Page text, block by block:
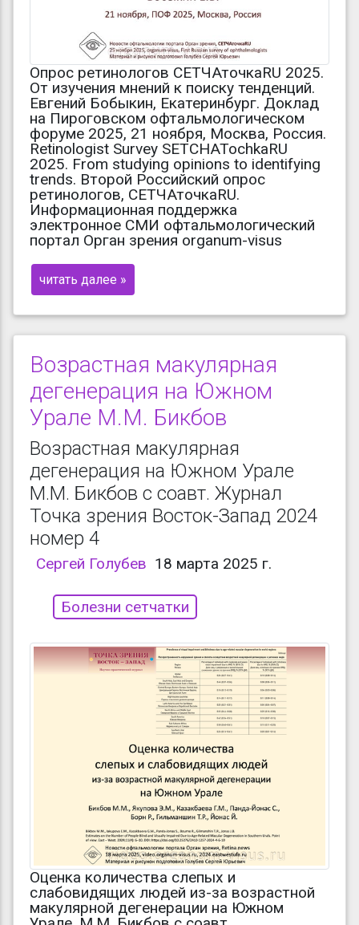
Опрос ретинологов СЕТЧАточкаRU 2025.
От изучения мнений к поиску тенденций.
Евгений Бобыкин, Екатеринбург. Доклад
на Пироговском офтальмологическом
форуме 2025, 21 ноября, Москва, Россия.
Retinologist Survey SETCHATochkaRU
2025. From studying opinions to identifying
trends. Второй Российский опрос
ретинологов, СЕТЧАточкаRU.
Информационная поддержка
электронное СМИ офтальмологический
портал Орган зрения organum-visus
читать далее »
Возрастная макулярная
дегенерация на Южном
Урале M.M. Бикбов
Возрастная макулярная
дегенерация на Южном Урале
M.M. Бикбов с соавт. Журнал
Точка зрения Восток-Запад 2024
номер 4
Сергей Голубев 18 марта 2025 г.
Болезни сетчатки
Оценка количества слепых и
слабовидящих людей из-за возрастной
макулярной дегенерации на Южном